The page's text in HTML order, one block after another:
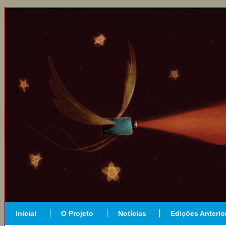
Inicial O Projeto Notícias Edições